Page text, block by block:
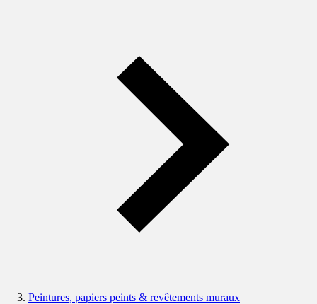
Peintures, papiers peints & revêtements muraux